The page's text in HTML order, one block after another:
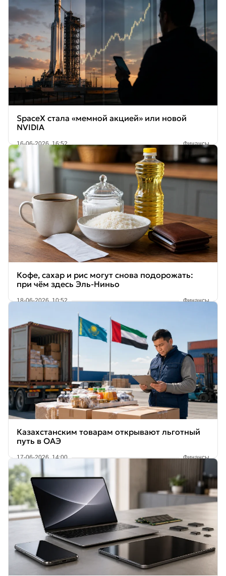
SpaceX стала «мемной акцией» или новой
NVIDIA
16-06-2026, 16:52 Финансы
Кофе, сахар и рис могут снова подорожать:
при чём здесь Эль-Ниньо
18-06-2026, 10:52 Финансы
Казахстанским товарам открывают льготный
путь в ОАЭ
17-06-2026, 14:00 Финансы